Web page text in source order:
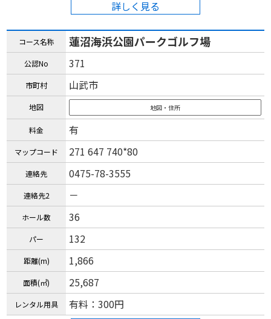
詳しく見る
コース名称 蓮沼海浜公園パークゴルフ場
公認No 371
市町村 山武市
地図 地図・住所
料金 有
マップコード 271 647 740*80
連絡先 0475-78-3555
連絡先2 －
ホール数 36
パー 132
距離(m) 1,866
面積(㎡) 25,687
レンタル用具
有料：300円